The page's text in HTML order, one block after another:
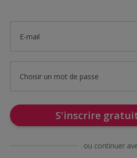
E-mail
Choisir un mot de passe
S'inscrire
ou continuer